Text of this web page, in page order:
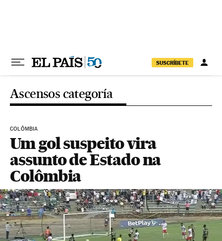
SUSCRÍBETE
Ascensos categoría
COLÔMBIA
Um gol suspeito vira
assunto de Estado na
Colômbia